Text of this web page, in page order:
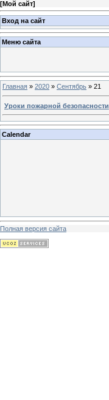
[Мой сайт]
Вход на сайт
Меню сайта
Главная » 2020 » Сентябрь » 21
Уроки пожарной безопасности
Calendar
Полная версия сайта